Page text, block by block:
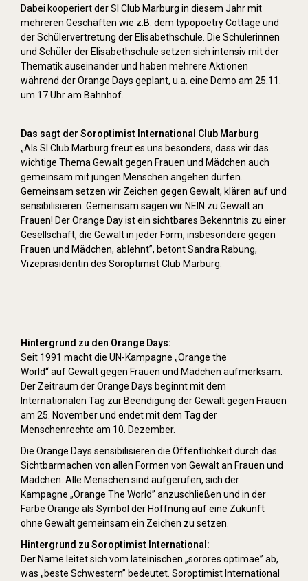
Dabei kooperiert der SI Club Marburg in diesem Jahr mit
mehreren Geschäften wie z.B. dem typopoetry Cottage und
der Schülervertretung der Elisabethschule. Die Schülerinnen
und Schüler der Elisabethschule setzen sich intensiv mit der
Thematik auseinander und haben mehrere Aktionen
während der Orange Days geplant, u.a. eine Demo am 25.11.
um 17 Uhr am Bahnhof.
Das sagt der Soroptimist International Club Marburg
„Als SI Club Marburg freut es uns besonders, dass wir das
wichtige Thema Gewalt gegen Frauen und Mädchen auch
gemeinsam mit jungen Menschen angehen dürfen.
Gemeinsam setzen wir Zeichen gegen Gewalt, klären auf und
sensibilisieren. Gemeinsam sagen wir NEIN zu Gewalt an
Frauen! Der Orange Day ist ein sichtbares Bekenntnis zu einer
Gesellschaft, die Gewalt in jeder Form, insbesondere gegen
Frauen und Mädchen, ablehnt”, betont Sandra Rabung,
Vizepräsidentin des Soroptimist Club Marburg.
Hintergrund zu den Orange Days:
Seit 1991 macht die UN-Kampagne „Orange the
World“ auf Gewalt gegen Frauen und Mädchen aufmerksam.
Der Zeitraum der Orange Days beginnt mit dem
Internationalen Tag zur Beendigung der Gewalt gegen Frauen
am 25. November und endet mit dem Tag der
Menschenrechte am 10. Dezember.
Die Orange Days sensibilisieren die Öffentlichkeit durch das
Sichtbarmachen von allen Formen von Gewalt an Frauen und
Mädchen. Alle Menschen sind aufgerufen, sich der
Kampagne „Orange The World” anzuschließen und in der
Farbe Orange als Symbol der Hoffnung auf eine Zukunft
ohne Gewalt gemeinsam ein Zeichen zu setzen.
Hintergrund zu Soroptimist International:
Der Name leitet sich vom lateinischen „sorores optimae” ab,
was „beste Schwestern” bedeutet. Soroptimist International